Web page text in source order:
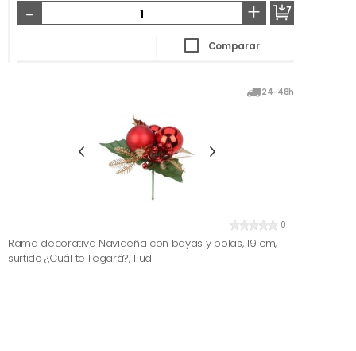
- +
Comparar
24-48h
0
Rama decorativa Navideña con bayas y bolas, 19 cm,
surtido ¿Cuál te llegará?, 1 ud